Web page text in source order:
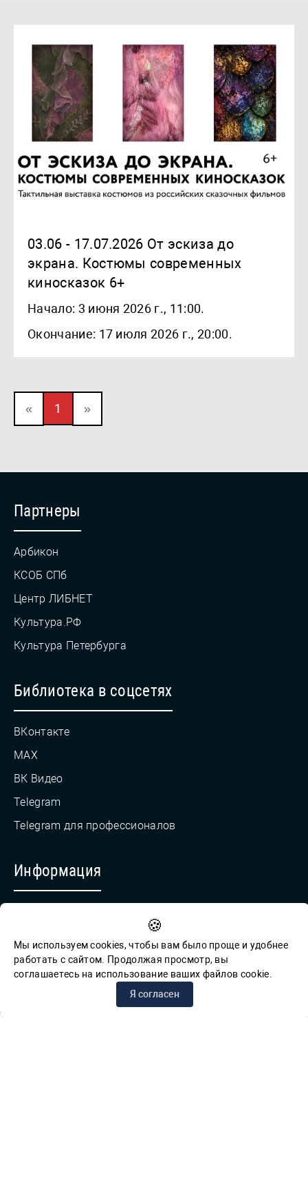
03.06 - 17.07.2026 От эскиза до
экрана. Костюмы современных
киносказок 6+
Начало: 3 июня 2026 г., 11:00.
Окончание: 17 июля 2026 г., 20:00.
« 1 »
Партнеры
Арбикон
КСОБ СПб
Центр ЛИБНЕТ
Культура.РФ
Культура Петербурга
Библиотека в соцсетях
ВКонтакте
MAX
ВК Видео
Telegram
Telegram для профессионалов
Информация
Обратная связь для сообщений о фактах коррупции
© СПб ГБУК ГСЦБС, 2012-2026 гг.
🍪
Мы используем cookies, чтобы вам было проще и удобнее
работать с сайтом. Продолжая просмотр, вы
соглашаетесь на использование ваших файлов cookie.
Я согласен